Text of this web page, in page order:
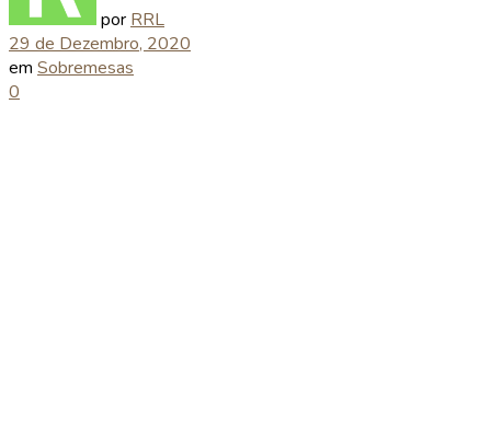
por RRL
29 de Dezembro, 2020
em Sobremesas
0